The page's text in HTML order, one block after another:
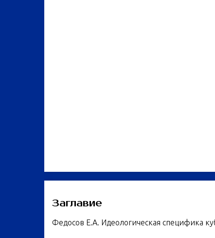
Заглавие
Федосов Е.А. Идеологическая специфика